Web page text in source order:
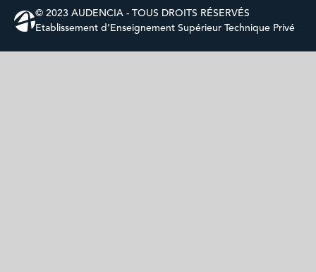
© 2023 AUDENCIA - TOUS DROITS RÉSERVÉS
Etablissement d’Enseignement Supérieur Technique Privé